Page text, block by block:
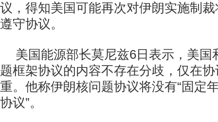
议，得知美国可能再次对伊朗实施制
遵守协议。
美国能源部长莫尼兹6日表示，美国
题框架协议的内容不存在分歧，仅在
重。他称伊朗核问题协议将没有“固定
协议”。